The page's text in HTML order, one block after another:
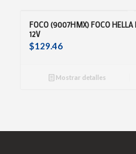
FOCO (9007HMX) FOCO
12V
$129.46
Mostrar detalles